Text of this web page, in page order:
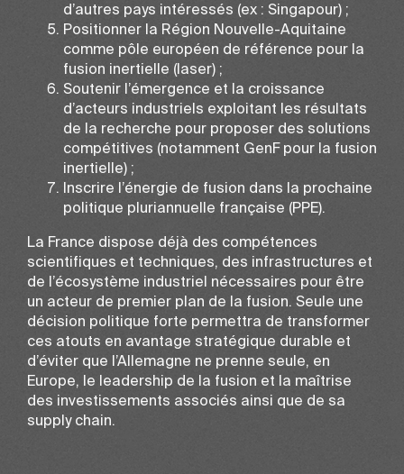
d’autres pays intéressés (ex : Singapour) ;
Positionner la Région Nouvelle-Aquitaine
comme pôle européen de référence pour la
fusion inertielle (laser) ;
Soutenir l’émergence et la croissance
d’acteurs industriels exploitant les résultats
de la recherche pour proposer des solutions
compétitives (notamment GenF pour la fusion
inertielle) ;
Inscrire l’énergie de fusion dans la prochaine
politique pluriannuelle française (PPE).
La France dispose déjà des compétences
scientifiques et techniques, des infrastructures et
de l’écosystème industriel nécessaires pour être
un acteur de premier plan de la fusion. Seule une
décision politique forte permettra de transformer
ces atouts en avantage stratégique durable et
d’éviter que l’Allemagne ne prenne seule, en
Europe, le leadership de la fusion et la maîtrise
des investissements associés ainsi que de sa
supply chain.